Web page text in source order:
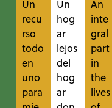
Un
recu
rso
todo
en
uno
para
Un
hog
ar
lejos
del
hog
ar
An
inte
gral
part
in
the
lives